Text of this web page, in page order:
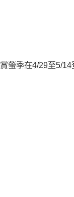
螢季在4/29至5/